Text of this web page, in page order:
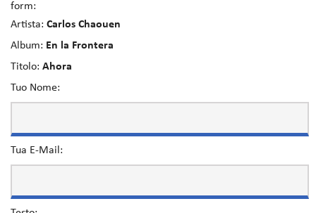
form:
Artista: Carlos Chaouen
Album: En la Frontera
Titolo: Ahora
Tuo Nome:
Tua E-Mail: